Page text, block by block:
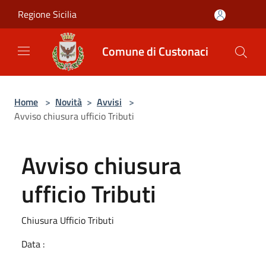
Regione Sicilia
Comune di Custonaci
Home > Novità > Avvisi >
Avviso chiusura ufficio Tributi
Avviso chiusura
ufficio Tributi
Chiusura Ufficio Tributi
Data :